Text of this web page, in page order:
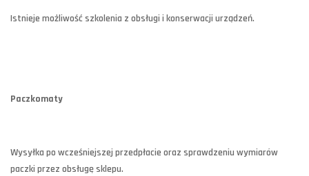
Istnieje możliwość szkolenia z obsługi i konserwacji urządzeń.
Paczkomaty
Wysyłka po wcześniejszej przedpłacie oraz sprawdzeniu wymiarów
paczki przez obsługę sklepu.